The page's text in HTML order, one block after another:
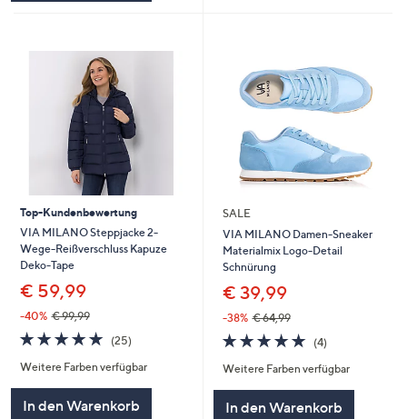
Top-Kundenbewertung
VIA MILANO Steppjacke 2-
Wege-Reißverschluss Kapuze
Deko-Tape
€ 59,99
-40% € 99,99
4.8
von
5
(25)
Weitere Farben verfügbar
In den Warenkorb
SALE
VIA MILANO Damen-Sneaker
Materialmix Logo-Detail
Schnürung
€ 39,99
-38% € 64,99
4.8
von
5
(4)
Weitere Farben verfügbar
In den Warenkorb